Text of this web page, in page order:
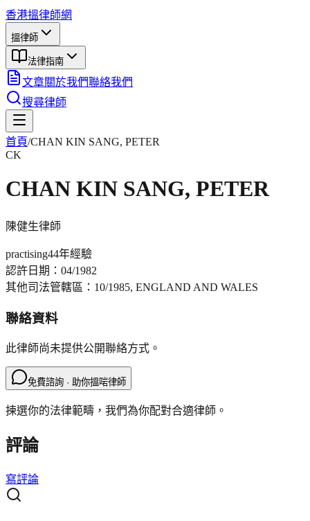
香港搵律師網
搵律師
法律指南
文章關於我們聯絡我們
搜尋律師
首頁/CHAN KIN SANG, PETER
CK
CHAN KIN SANG, PETER
陳健生律師
practising44年經驗
認許日期： 04/1982
其他司法管轄區： 10/1985, ENGLAND AND WALES
聯絡資料
此律師尚未提供公開聯絡方式。
免費諮詢 · 助你搵啱律師
揀選你的法律範疇，我們為你配對合適律師。
評論
寫評論